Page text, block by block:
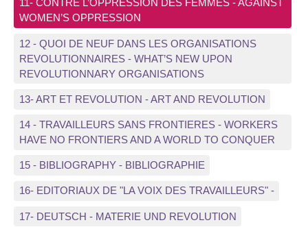
11- CONTRE L’OPPRESSION DES FEMMES - AGAINST
WOMEN’S OPPRESSION
12 - QUOI DE NEUF DANS LES ORGANISATIONS
REVOLUTIONNAIRES - WHAT’S NEW UPON
REVOLUTIONNARY ORGANISATIONS
13- ART ET REVOLUTION - ART AND REVOLUTION
14 - TRAVAILLEURS SANS FRONTIERES - WORKERS
HAVE NO FRONTIERS AND A WORLD TO CONQUER
15 - BIBLIOGRAPHY - BIBLIOGRAPHIE
16- EDITORIAUX DE "LA VOIX DES TRAVAILLEURS" -
17- DEUTSCH - MATERIE UND REVOLUTION